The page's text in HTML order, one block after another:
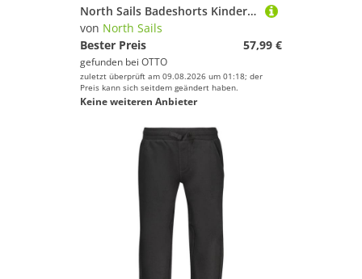
North Sails Badeshorts Kinder Badehose Blau - Komfort & Stil mit Elastikbund & Taschen
von North Sails
Bester Preis
57,99 €
gefunden bei OTTO
zuletzt überprüft am 09.08.2026 um 01:18; der
Preis kann sich seitdem geändert haben.
Keine weiteren Anbieter